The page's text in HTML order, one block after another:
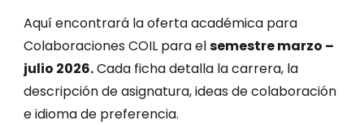
Aquí encontrará la oferta académica para
Colaboraciones COIL para elsemestre marzo –
julio 2026.Cada ficha detalla la carrera, la
descripción de asignatura, ideas de colaboración
e idioma de preferencia.